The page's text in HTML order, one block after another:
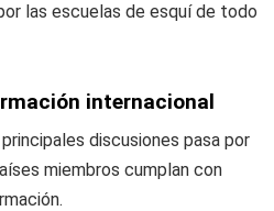
las escuelas de esquí de todo
internacional
discusiones pasa por
miembros cumplan con